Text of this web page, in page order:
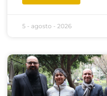
5 - agosto - 2026